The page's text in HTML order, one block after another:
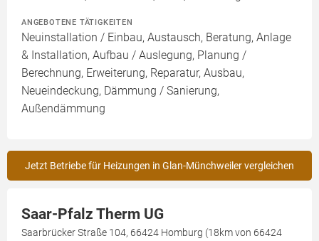
ANGEBOTENE TÄTIGKEITEN
Neuinstallation / Einbau, Austausch, Beratung, Anlage
& Installation, Aufbau / Auslegung, Planung /
Berechnung, Erweiterung, Reparatur, Ausbau,
Neueindeckung, Dämmung / Sanierung,
Außendämmung
Jetzt Betriebe für Heizungen in Glan-Münchweiler vergleichen
Saar-Pfalz Therm UG
Saarbrücker Straße 104, 66424 Homburg (18km von 66424